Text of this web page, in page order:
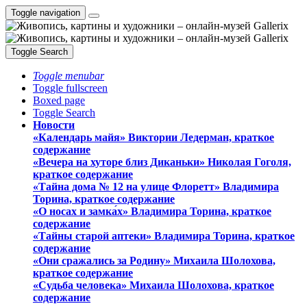
Toggle navigation
Toggle Search
Toggle menubar
Toggle fullscreen
Boxed page
Toggle Search
Новости
«Календарь майя» Виктории Ледерман, краткое
содержание
«Вечера на хуторе близ Диканьки» Николая Гоголя,
краткое содержание
«Тайна дома № 12 на улице Флоретт» Владимира
Торина, краткое содержание
«О носах и замка́х» Владимира Торина, краткое
содержание
«Тайны старой аптеки» Владимира Торина, краткое
содержание
«Они сражались за Родину» Михаила Шолохова,
краткое содержание
«Судьба человека» Михаила Шолохова, краткое
содержание